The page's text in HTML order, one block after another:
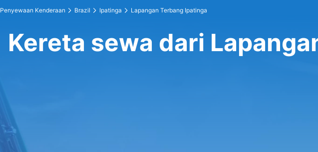
Penyewaan Kenderaan Brazil Ipatinga Lapangan Terbang Ipatinga
Kereta sewa dari